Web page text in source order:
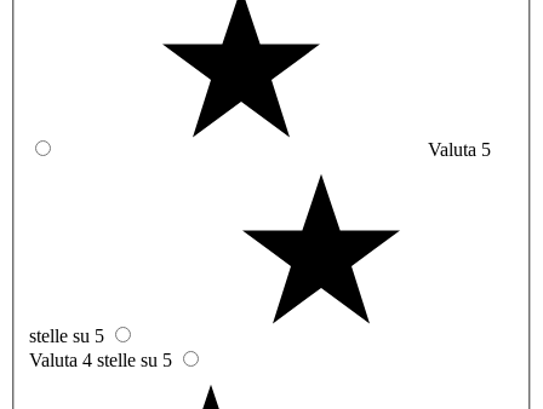
Valuta 5
stelle su 5
Valuta 4 stelle su 5